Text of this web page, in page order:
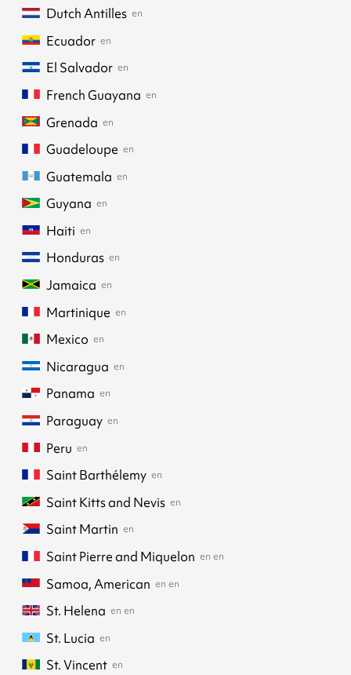
Dutch Antilles en
Ecuador en
El Salvador en
French Guayana en
Grenada en
Guadeloupe en
Guatemala en
Guyana en
Haiti en
Honduras en
Jamaica en
Martinique en
Mexico en
Nicaragua en
Panama en
Paraguay en
Peru en
Saint Barthélemy en
Saint Kitts and Nevis en
Saint Martin en
Saint Pierre and Miquelon en en
Samoa, American en en
St. Helena en en
St. Lucia en
St. Vincent en